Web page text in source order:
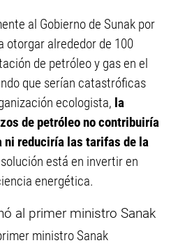
al Gobierno de Sunak por
otorgar alrededor de 100
de petróleo y gas en el
que serían catastróficas
ecologista, la
de petróleo no contribuiría
ni reduciría las tarifas de la
está en invertir en
energética.
ministro Sanak